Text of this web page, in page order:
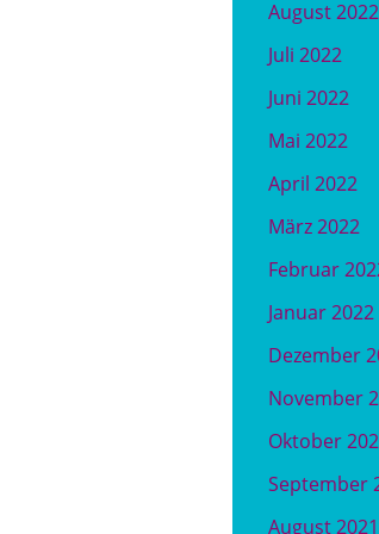
August 2022
Juli 2022
Juni 2022
Mai 2022
April 2022
März 2022
Februar
Januar 2022
Dezember
November
Oktober
September
August 2021